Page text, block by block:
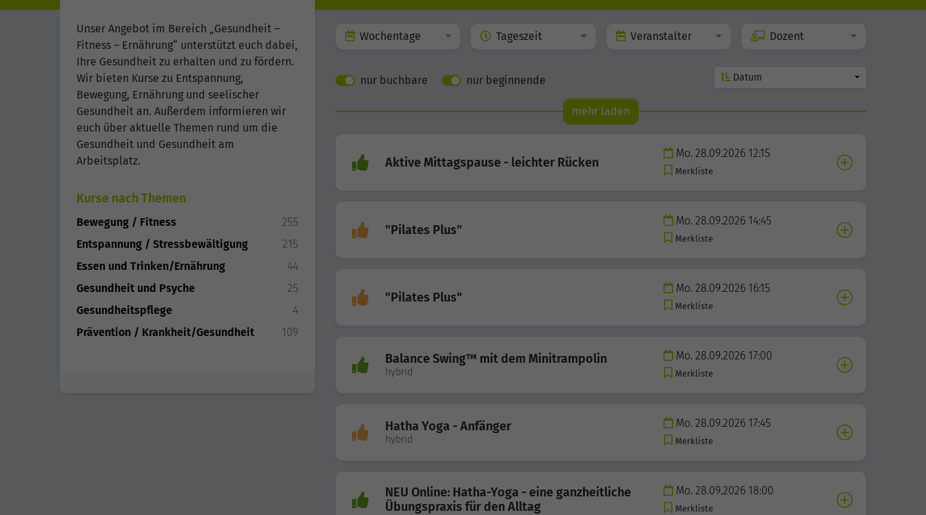
Unser Angebot im Bereich „Gesundheit –
Fitness – Ernährung“ unterstützt euch dabei,
Ihre Gesundheit zu erhalten und zu fördern.
Wir bieten Kurse zu Entspannung,
Bewegung, Ernährung und seelischer
Gesundheit an. Außerdem informieren wir
euch über aktuelle Themen rund um die
Gesundheit und Gesundheit am
Arbeitsplatz.
Kurse nach Themen
Bewegung / Fitness
255
Entspannung / Stressbewältigung
215
Essen und Trinken/Ernährung
44
Gesundheit und Psyche
25
Gesundheitspflege
4
Prävention / Krankheit/Gesundheit
109
Wochentage Tageszeit Veranstalter Dozent
nur buchbare nur beginnende Datum
mehr laden
Aktive Mittagspause - leichter Rücken
Mo. 28.09.2026 12:15
Merkliste
"Pilates Plus"
Mo. 28.09.2026 14:45
Merkliste
"Pilates Plus"
Mo. 28.09.2026 16:15
Merkliste
Balance Swing™ mit dem Minitrampolin
hybrid
Mo. 28.09.2026 17:00
Merkliste
Hatha Yoga - Anfänger
hybrid
Mo. 28.09.2026 17:45
Merkliste
NEU Online: Hatha-Yoga - eine ganzheitliche
Übungspraxis für den Alltag
Mo. 28.09.2026 18:00
Merkliste